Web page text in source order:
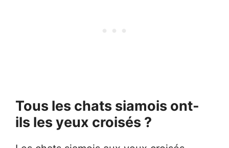
Tous les chats siamois ont-
ils les yeux croisés ?